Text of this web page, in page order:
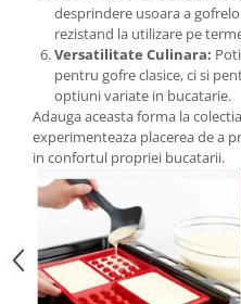
desprindere usoara a
rezistand la utilizare pe
Versatilitate Culinara:
pentru gofre clasice, ci si
optiuni variate in bucatarie.
Adauga aceasta forma la
experimenteaza placerea de a
in confortul propriei bucatarii.